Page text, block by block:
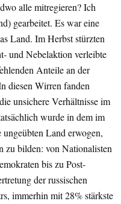
alle mitregieren? Ich
gearbeitet. Es war eine
Land. Im Herbst stürzten
und Nebelaktion verleibte
Anteile an der
diesen Wirren fanden
unsichere Verhältnisse im
wurde in dem im
Land erwogen,
zu bilden: von Nationalisten
bis zu Post-
der russischen
immerhin mit 28% stärkste